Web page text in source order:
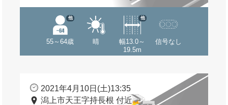
55～64歳
他
晴
幅13.0～
19.5m
他
信号なし
2021年4月10日(土)13:35
潟上市天王字持長根 付近